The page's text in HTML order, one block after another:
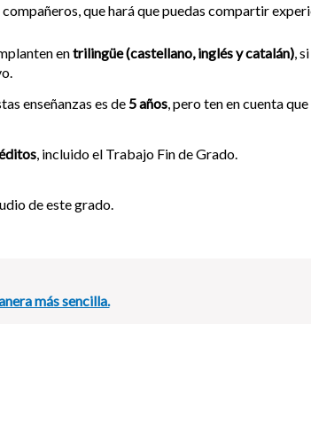
que hará que puedas compartir
entrilingüe (castellano, inglés y catalán) ,
enseñanzas es de 5 años , pero ten en cuenta
, incluido el Trabajo Fin de Grado.
de este grado.
más sencilla.